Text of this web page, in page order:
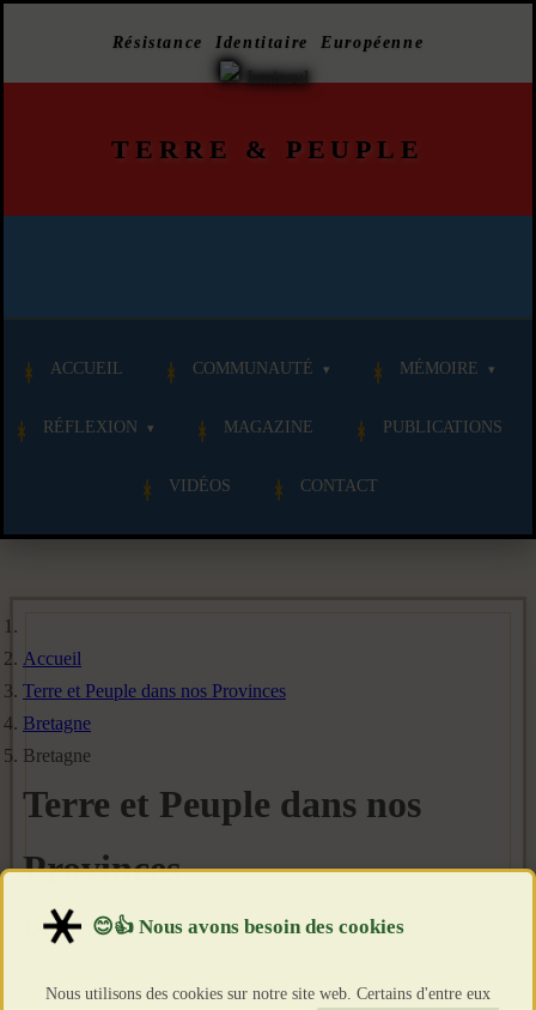
Résistance Identitaire Européenne
TERRE & PEUPLE
ACCUEIL COMMUNAUTÉ MÉMOIRE
RÉFLEXION MAGAZINE PUBLICATIONS
VIDÉOS CONTACT
Accueil
Terre et Peuple dans nos Provinces
Bretagne
Bretagne
Terre et Peuple dans nos
Provinces
Bretagne
Catégorie :Bretagne
Nous utilisons des cookies sur notre site web. Certains d'entre eux